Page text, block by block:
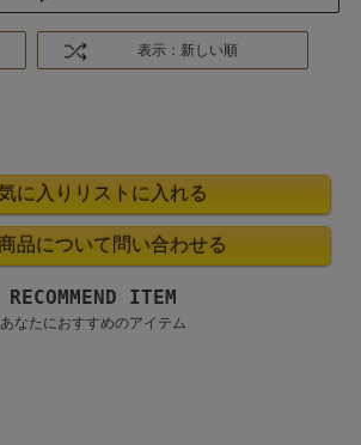
表示：新しい順
RECOMMEND ITEM
あなたにおすすめのアイテム